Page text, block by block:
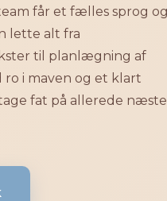
får et fælles sprog og
lette alt fra
til planlægning af
ro i maven og et klart
fat på allerede næste